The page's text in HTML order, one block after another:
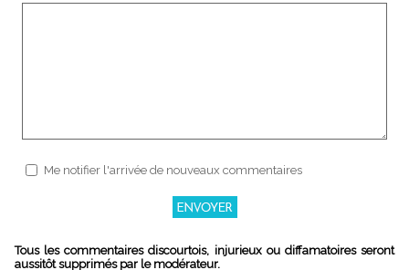
Me notifier l'arrivée de nouveaux commentaires
Tous les commentaires discourtois, injurieux ou diffamatoires seront
aussitôt supprimés par le modérateur.